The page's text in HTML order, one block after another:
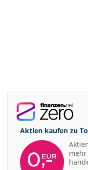
Aktien kaufen zu